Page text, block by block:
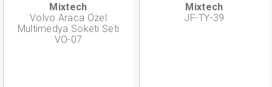
Mixtech
Volvo Araca Özel
Multimedya Soketi Seti
VO-07
Mixtech
JF-TY-39